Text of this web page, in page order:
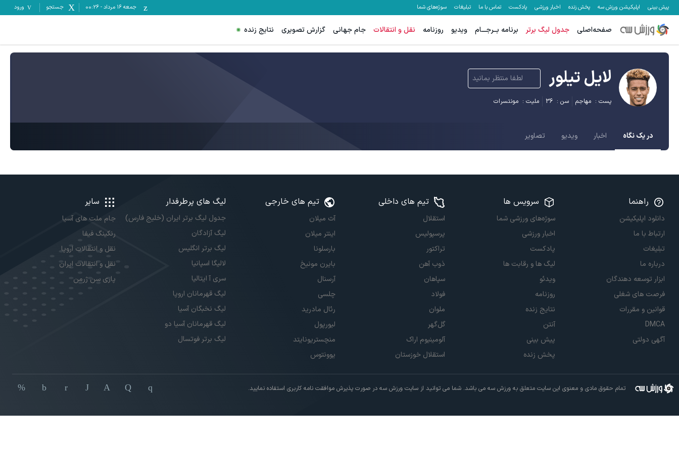
پیش بینی اپلیکیشن ورزش سه پخش زنده اخبار ورزشی پادکست تماس با ما تبلیغات سوژه‌های شما جمعه ۱۶ مرداد -
00:26 جستجو ورود
صفحه‌اصلی جدول لیگ برتر برنامه بــرجـــام ویدیو روزنامه نقل و انتقالات جام جهانی گزارش تصویری نتایج زنده
لایل تیلور لطفا منتظر بمانید
پست : مهاجم سن : 36 ملیت : مونتسرات
در یک نگاه اخبار ویدیو تصاویر
راهنما
دانلود اپلیکیشن
ارتباط با ما
تبلیغات
درباره ما
ابزار توسعه دهندگان
فرصت های شغلی
قوانین و مقررات
DMCA
آگهی دولتی
سرویس ها
سوژه‌های ورزشی شما
اخبار ورزشی
پادکست
لیگ ها و رقابت ها
ویدئو
روزنامه
نتایج زنده
آنتن
پیش بینی
پخش زنده
تیم های داخلی
استقلال
پرسپولیس
تراکتور
ذوب آهن
سپاهان
فولاد
ملوان
گل‌گهر
آلومینیوم اراک
استقلال خوزستان
تیم های خارجی
آث میلان
اینتر میلان
بارسلونا
بایرن مونیخ
آرسنال
چلسی
رئال مادرید
لیورپول
منچستریونایتد
یوونتوس
لیگ های پرطرفدار
جدول لیگ برتر ایران (خلیج فارس)
لیگ آزادگان
لیگ برتر انگلیس
لالیگا اسپانیا
سری آ ایتالیا
لیگ قهرمانان اروپا
لیگ نخبگان آسیا
لیگ قهرمانان آسیا دو
لیگ برتر فوتسال
سایر
جام ملت های آسیا
رنکینگ فیفا
نقل و انتقالات اروپا
نقل و انتقالات ایران
پاری سن ژرمن
تمام حقوق مادی و معنوی این سایت متعلق به ورزش سه می باشد. شما می توانید از سایت ورزش سه در صورت پذیرش موافقت نامه کاربری استفاده نمایید.